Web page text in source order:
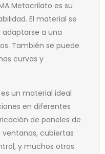
Metacrilato es su
El material se
a una
También se puede
curvas y
un material ideal
en diferentes
de paneles de
cubiertas
y muchos otros